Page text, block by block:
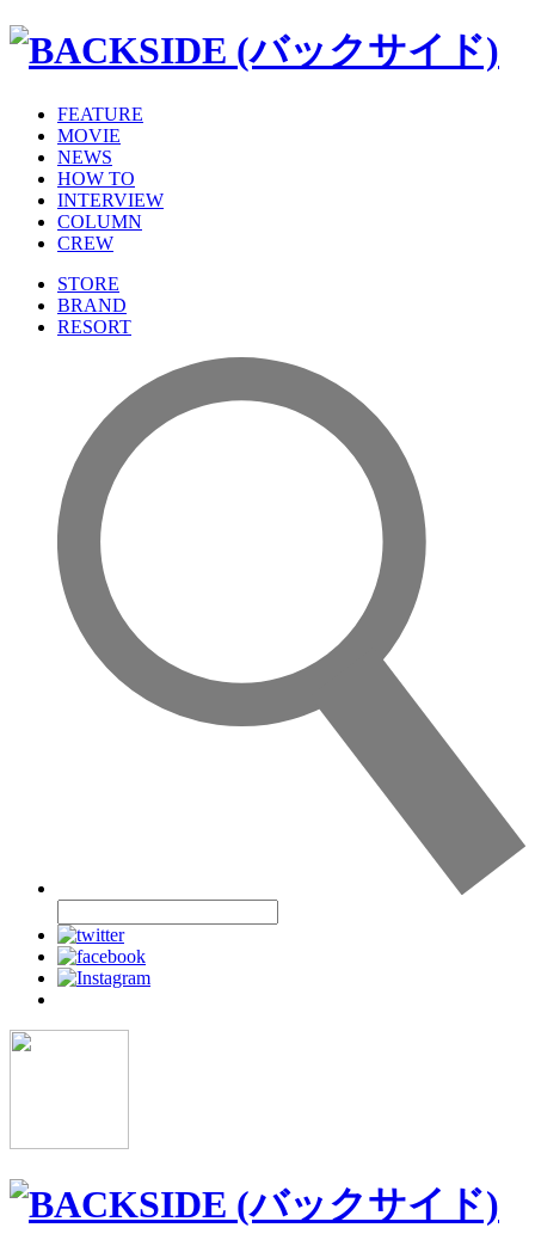
FEATURE
MOVIE
NEWS
HOW TO
INTERVIEW
COLUMN
CREW
STORE
BRAND
RESORT